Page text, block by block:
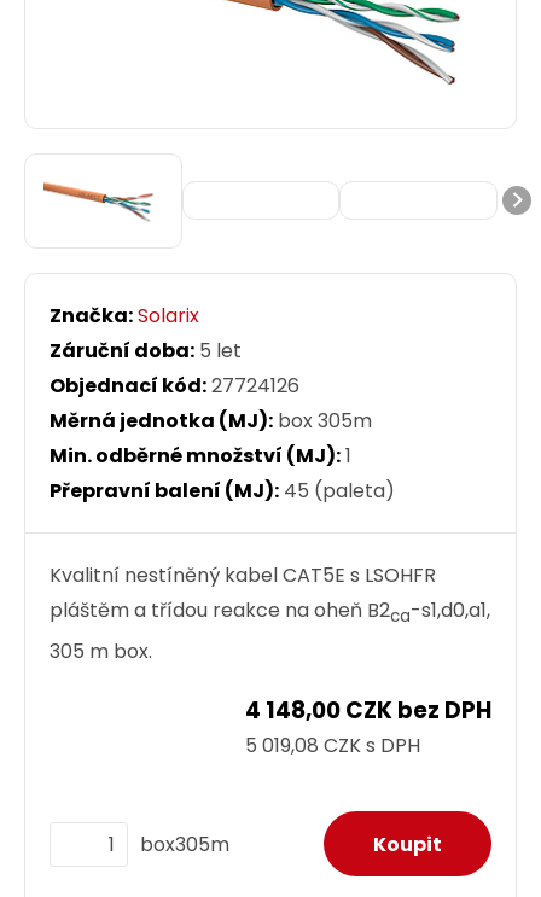
Značka:Solarix
Záruční doba: 5 let
Objednací kód:27724126
Měrná jednotka (MJ): box 305m
Min. odběrné množství (MJ):1
Přepravní balení (MJ): 45 (paleta)
Kvalitní nestíněný kabel CAT5E s LSOHFR
pláštěm a třídou reakce na oheň B2ca-s1,d0,a1,
305 m box.
4 148,00 CZK bez DPH
5 019,08 CZK s DPH
box305m